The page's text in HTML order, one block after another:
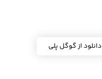
دانلود از گوگل پلی